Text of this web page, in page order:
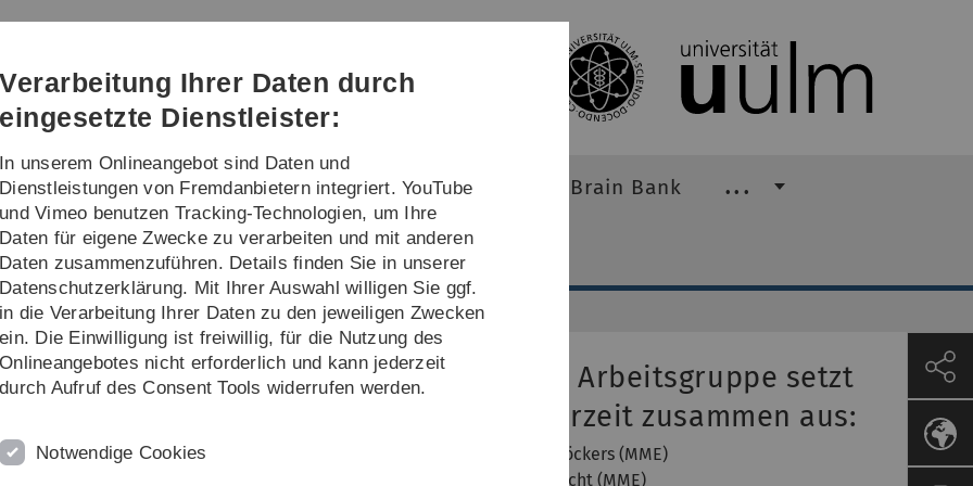
Direkt
Direkt
Direkt
(Sprache,
Drucken,
Social
Direkt
Direkt
Prosektur - Körperspendewesen Braak Brain Bank ...
AG Lehre
Education through Scientific
to scientifically evaluate and improve our
methods to assess the effectiveness of learning
Unsere Arbeitsgruppe setzt
sich derzeit zusammen aus:
Prof. Dr. A. Böckers (MME)
Dr. U. Fassnacht (MME)
Verarbeitung Ihrer Daten durch
eingesetzte Dienstleister:
In unserem Onlineangebot sind Daten und
Dienstleistungen von Fremdanbietern integriert. YouTube
und Vimeo benutzen Tracking-Technologien, um Ihre
Daten für eigene Zwecke zu verarbeiten und mit anderen
Daten zusammenzuführen. Details finden Sie in unserer
Datenschutzerklärung. Mit Ihrer Auswahl willigen Sie ggf.
in die Verarbeitung Ihrer Daten zu den jeweiligen Zwecken
ein. Die Einwilligung ist freiwillig, für die Nutzung des
Onlineangebotes nicht erforderlich und kann jederzeit
durch Aufruf des Consent Tools widerrufen werden.
Notwendige Cookies